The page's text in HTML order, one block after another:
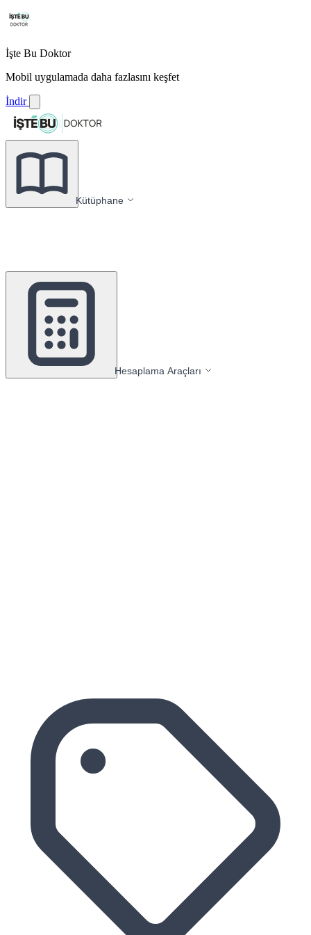
İşte Bu Doktor
Mobil uygulamada daha fazlasını keşfet
İndir
Kütüphane
Hesaplama Araçları